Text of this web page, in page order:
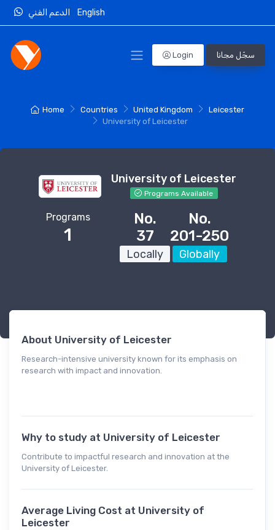
English
Login سجّل مجانا
Home Countries United Kingdom
Leicester
University of Leicester
University of Leicester
Programs Available
Programs
1
No.
37
Locally
No.
201-250
Globally
About University of Leicester
Research-intensive university known for its emphasis on
research with impact and innovation.
Why to study at University of Leicester
Contribute to impactful research and innovation at the
University of Leicester.
Average Living Cost at University of
Leicester